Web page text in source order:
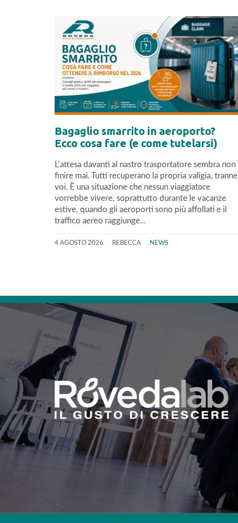
Bagaglio smarrito in aeroporto?
Ecco cosa fare (e come tutelarsi)
L’attesa davanti al nastro trasportatore sembra non
finire mai. Tutti recuperano la propria valigia, tranne
voi. È una situazione che nessun viaggiatore
vorrebbe vivere, soprattutto durante le vacanze
estive, quando gli aeroporti sono più affollati e il
traffico aereo raggiunge...
4 AGOSTO 2026 REBECCA NEWS